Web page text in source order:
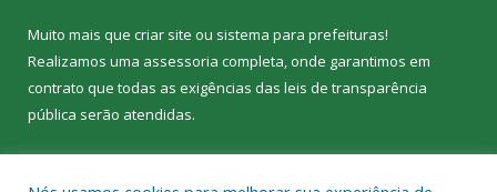
Muito mais que criar site ou sistema para prefeituras!
Realizamos uma assessoria completa, onde garantimos em
contrato que todas as exigências das leis de transparência
pública serão atendidas.